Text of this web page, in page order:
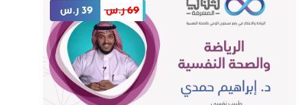
69 ر.س 39 ر.س